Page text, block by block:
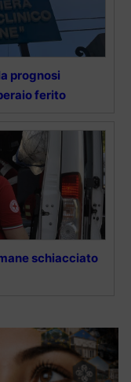
prognosi
ferito
schiacciato